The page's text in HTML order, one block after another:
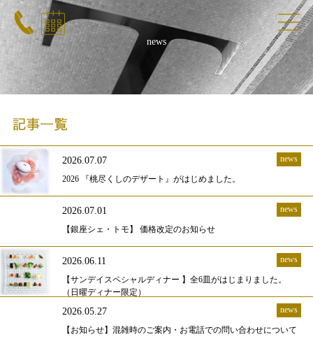
news
2026.07.07 news
2026 『桃尽くしのデザート』がはじめました。
2026.07.01 news
【銀座シェ・トモ】 価格改定のお知らせ
2026.06.11 news
【サンデイスペシャルディナー 】全6皿がはじまりました。
（日曜ディナー限定）
2026.05.27 news
【お知らせ】混雑時のご案内・お電話での問い合わせについて